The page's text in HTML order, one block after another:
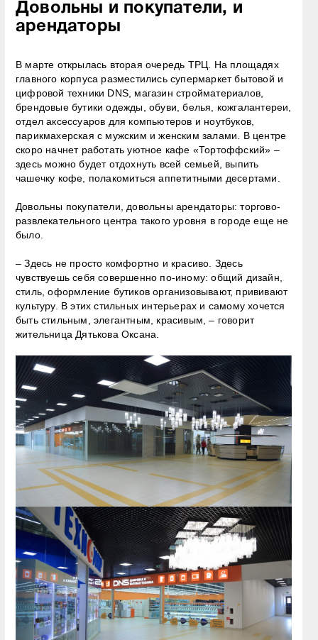
Довольны и покупатели, и
арендаторы
В марте открылась вторая очередь ТРЦ. На площадях
главного корпуса разместились супермаркет бытовой и
цифровой техники DNS, магазин стройматериалов,
брендовые бутики одежды, обуви, белья, кожгалантереи,
отдел аксессуаров для компьютеров и ноутбуков,
парикмахерская с мужским и женским залами. В центре
скоро начнет работать уютное кафе «Тортоффский» –
здесь можно будет отдохнуть всей семьей, выпить
чашечку кофе, полакомиться аппетитными десертами.
Довольны покупатели, довольны арендаторы: торгово-
развлекательного центра такого уровня в городе еще не
было.
– Здесь не просто комфортно и красиво. Здесь
чувствуешь себя совершенно по-иному: общий дизайн,
стиль, оформление бутиков организовывают, прививают
культуру. В этих стильных интерьерах и самому хочется
быть стильным, элегантным, красивым, – говорит
жительница Дятькова Оксана.